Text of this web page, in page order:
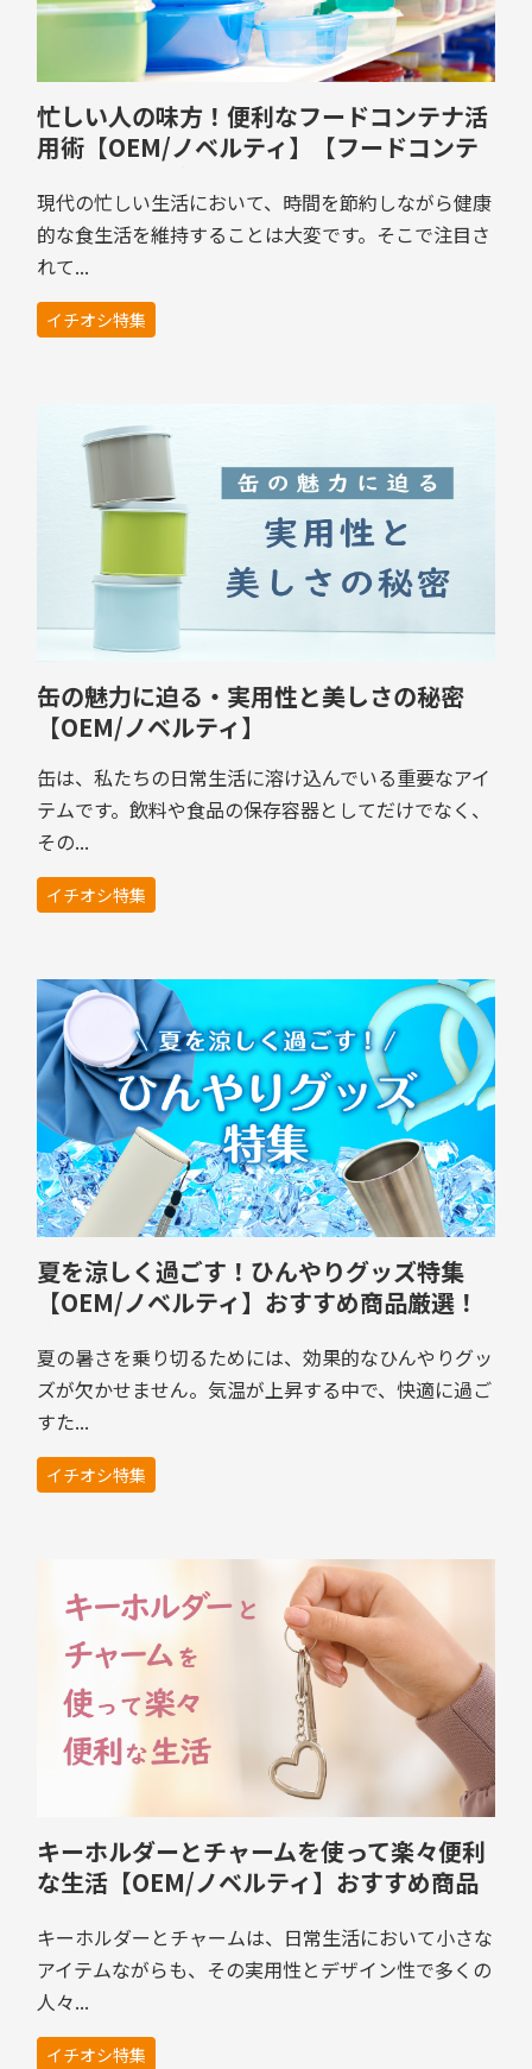
忙しい人の味方！便利なフードコンテナ活
用術【OEM/ノベルティ】【フードコンテ
現代の忙しい生活において、時間を節約しながら健康
的な食生活を維持することは大変です。そこで注目さ
れて...
イチオシ特集
缶の魅力に迫る・実用性と美しさの秘密
【OEM/ノベルティ】
缶は、私たちの日常生活に溶け込んでいる重要なアイ
テムです。飲料や食品の保存容器としてだけでなく、
その...
イチオシ特集
夏を涼しく過ごす！ひんやりグッズ特集
【OEM/ノベルティ】おすすめ商品厳選！
夏の暑さを乗り切るためには、効果的なひんやりグッ
ズが欠かせません。気温が上昇する中で、快適に過ご
すた...
イチオシ特集
キーホルダーとチャームを使って楽々便利
な生活【OEM/ノベルティ】おすすめ商品
キーホルダーとチャームは、日常生活において小さな
アイテムながらも、その実用性とデザイン性で多くの
人々...
イチオシ特集